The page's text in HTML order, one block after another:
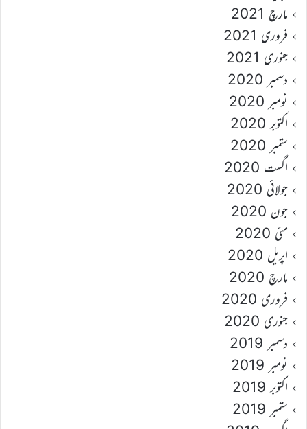
مارچ 2021
فروری 2021
جنوری 2021
دسمبر 2020
نومبر 2020
اکتوبر 2020
ستمبر 2020
اگست 2020
جولائی 2020
جون 2020
مئی 2020
اپریل 2020
مارچ 2020
فروری 2020
جنوری 2020
دسمبر 2019
نومبر 2019
اکتوبر 2019
ستمبر 2019